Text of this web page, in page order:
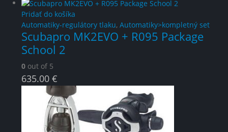
Pridať do košíka
Automatiky-regulátory tlaku, Automatiky>kompletný set
Scubapro MK2EVO + R095 Package
School 2
0 out of 5
635.00 €